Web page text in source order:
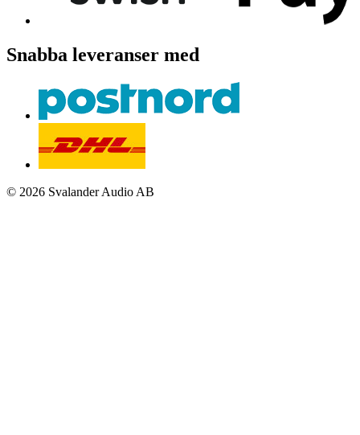
Snabba leveranser med
© 2026 Svalander Audio AB